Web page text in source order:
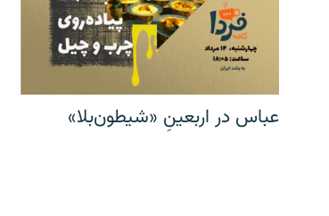
عباس در اربعینِ «شیطون‌بلا»